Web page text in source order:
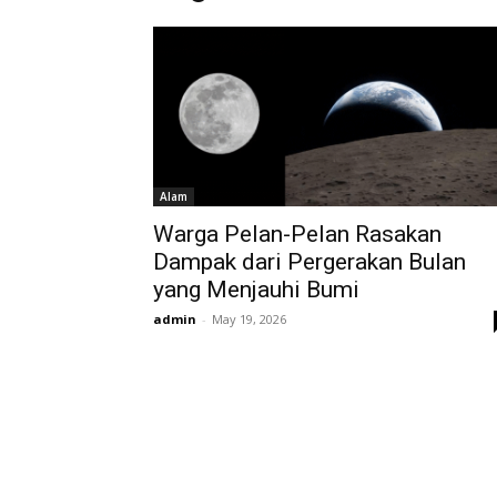
Alam
Warga Pelan-Pelan Rasakan
Dampak dari Pergerakan Bulan
yang Menjauhi Bumi
admin - May 19, 2026